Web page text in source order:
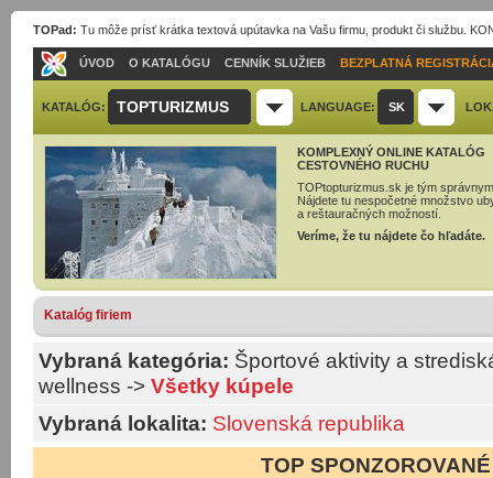
TOPad: Tu môže prísť krátka textová upútavka na Vašu firmu, produkt či službu.
ÚVOD O KATALÓGU CENNÍK SLUŽIEB BEZPLATNÁ
KATALÓG: TOPTURIZMUS LANGUAGE: SK
KOMPLEXNÝ ONLINE KATALÓG
CESTOVNÉHO RUCHU
TOPtopturizmus.sk je tým
Nájdete tu nespočetné množstvo
a reštauračných možností.
Veríme, že tu nájdete čo hľadáte.
Katalóg firiem
Vybraná kategória: Športové aktivity a
wellness -> Všetky kúpele
Vybraná lokalita: Slovenská republika
TOP